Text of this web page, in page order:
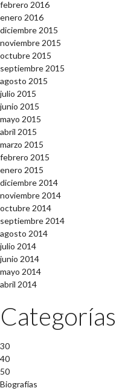
febrero 2016
enero 2016
diciembre 2015
noviembre 2015
octubre 2015
septiembre 2015
agosto 2015
julio 2015
junio 2015
mayo 2015
abril 2015
marzo 2015
febrero 2015
enero 2015
diciembre 2014
noviembre 2014
octubre 2014
septiembre 2014
agosto 2014
julio 2014
junio 2014
mayo 2014
abril 2014
Categorías
30
40
50
Biografías